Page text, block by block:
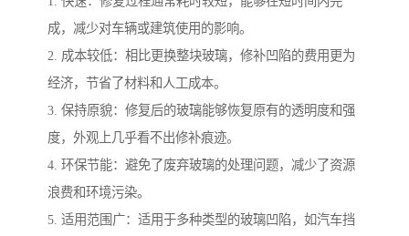
成，减少对车辆或建筑使用的影响。
2. 成本较低：相比更换整块玻璃，修补凹陷的费用更为
经济，节省了材料和人工成本。
3. 保持原貌：修复后的玻璃能够恢复原有的透明度和强
度，外观上几乎看不出修补痕迹。
4. 环保节能：避免了废弃玻璃的处理问题，减少了资源
浪费和环境污染。
5. 适用范围广：适用于多种类型的玻璃凹陷，如汽车挡